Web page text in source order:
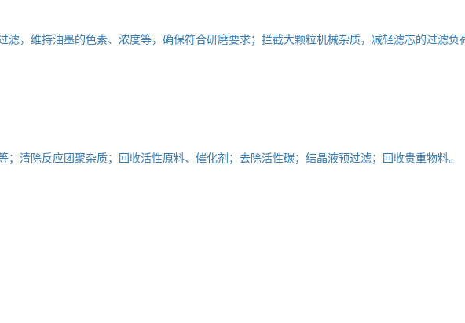
滤，维持油墨的色素、浓度等，确保符合研磨要求；拦截大颗粒机械杂质，减轻滤芯的过滤负
；清除反应团聚杂质；回收活性原料、催化剂；去除活性碳；结晶液预过滤；回收贵重物料。